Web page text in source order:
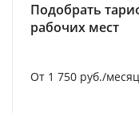
Подобрать
рабочих мест
От 1 750 руб./месяц